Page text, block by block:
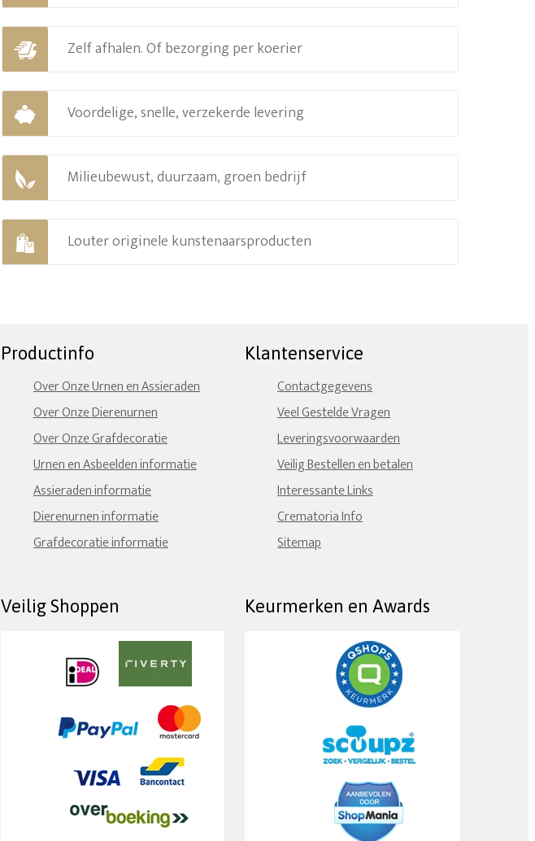
Zelf afhalen. Of bezorging per koerier
Voordelige, snelle, verzekerde levering
Milieubewust, duurzaam, groen bedrijf
Louter originele kunstenaarsproducten
Productinfo
Over Onze Urnen en Assieraden
Over Onze Dierenurnen
Over Onze Grafdecoratie
Urnen en Asbeelden informatie
Assieraden informatie
Dierenurnen informatie
Grafdecoratie informatie
Klantenservice
Contactgegevens
Veel Gestelde Vragen
Leveringsvoorwaarden
Veilig Bestellen en betalen
Interessante Links
Crematoria Info
Sitemap
Veilig Shoppen Keurmerken en Awards